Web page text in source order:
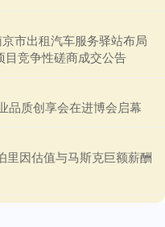
市出租汽车服务驿站布局
目竞争性磋商成交公告
品质创享会在进博会启幕
里因估值与马斯克巨额薪酬